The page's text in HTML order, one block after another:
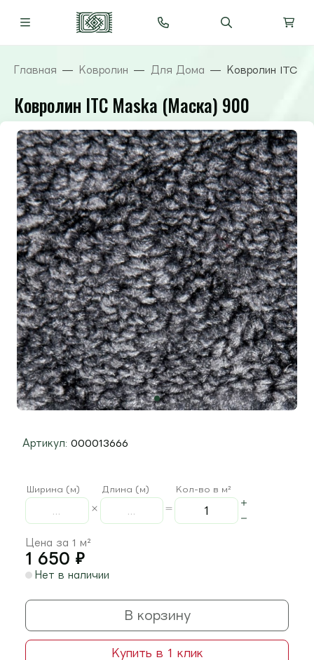
Главная Ковролин Для Дома Ковролин ITC
Ковролин ITC Maska (Маска) 900
Артикул: 000013666
Ширина (м) Длина (м) Кол-во в м²
Цена за 1 м²
1 650 ₽
Нет в наличии
В корзину
Купить в 1 клик